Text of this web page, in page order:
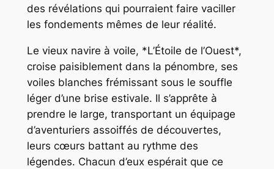
des révélations qui pourraient faire vaciller
les fondements mêmes de leur réalité.
Le vieux navire à voile, *L’Étoile de l’Ouest*,
croise paisiblement dans la pénombre, ses
voiles blanches frémissant sous le souffle
léger d’une brise estivale. Il s’apprête à
prendre le large, transportant un équipage
d’aventuriers assoiffés de découvertes,
leurs cœurs battant au rythme des
légendes. Chacun d’eux espérait que ce